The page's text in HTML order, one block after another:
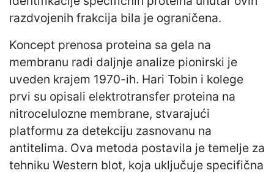
razdvojenih frakcija bila je ograničena.
Koncept prenosa proteina sa gela na
membranu radi daljnje analize pionirski je
uveden krajem 1970-ih. Hari Tobin i kolege
prvi su opisali elektrotransfer proteina na
nitrocelulozne membrane, stvarajući
platformu za detekciju zasnovanu na
antitelima. Ova metoda postavila je temelje za
tehniku Western blot, koja uključuje specifična